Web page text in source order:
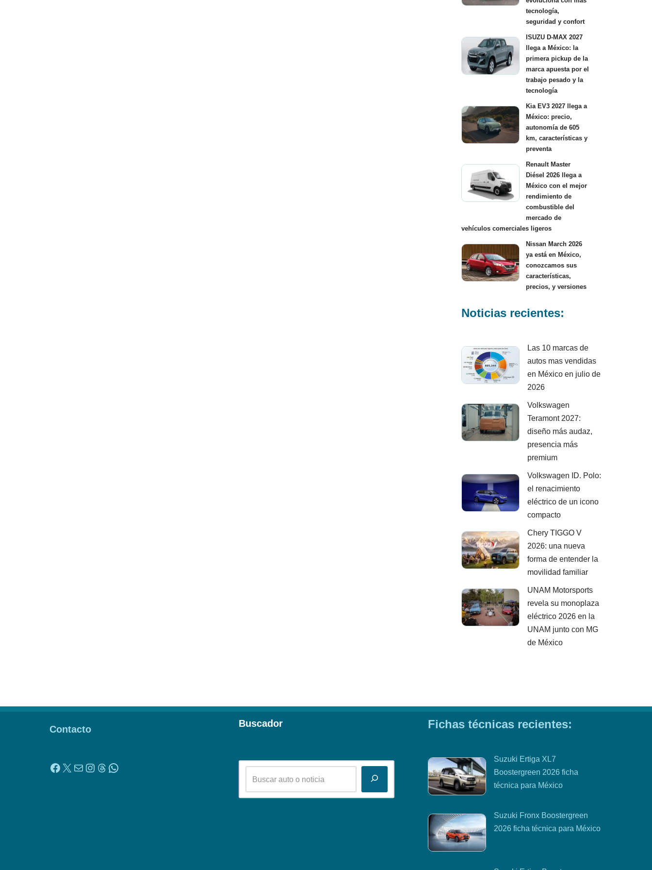
tecnología,
seguridad y confort
ISUZU D-MAX 2027
llega a México: la
primera pickup de la
marca apuesta por el
trabajo pesado y la
tecnología
Kia EV3 2027 llega a
México: precio,
autonomía de 605
km, características y
preventa
Renault Master
Diésel 2026 llega a
México con el mejor
rendimiento de
combustible del
mercado de
vehículos comerciales ligeros
Nissan March 2026
ya está en México,
conozcamos sus
características,
precios, y versiones
Noticias recientes:
Las 10 marcas de
autos mas vendidas
en México en julio de
2026
Volkswagen
Teramont 2027:
diseño más audaz,
presencia más
premium
Volkswagen ID. Polo:
el renacimiento
eléctrico de un icono
compacto
Chery TIGGO V
2026: una nueva
forma de entender la
movilidad familiar
UNAM Motorsports
revela su monoplaza
eléctrico 2026 en la
UNAM junto con MG
de México
Contacto
Buscador Fichas técnicas recientes:
Suzuki Ertiga XL7
Boostergreen 2026 ficha
técnica para México
Suzuki Fronx Boostergreen
2026 ficha técnica para México